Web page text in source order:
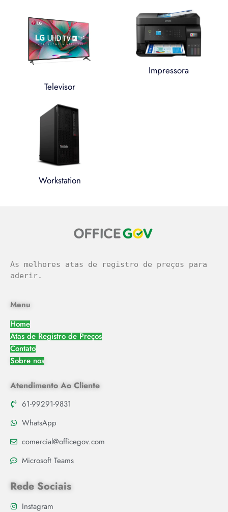
Televisor
Impressora
Workstation
As melhores atas de registro de preços para
aderir.
Menu
Home
Atas de Registro de Preços
Contato
Sobre nos
Atendimento Ao Cliente
61-99291-9831
WhatsApp
comercial@officegov.com
Microsoft Teams
Rede Sociais
Instagram